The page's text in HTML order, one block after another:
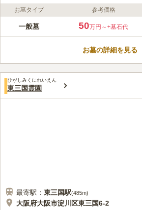
お墓タイプ 参考価格
一般墓 50万円～+墓石代
お墓の詳細を見る
ひがしみくにれいえん
東三国霊園
最寄駅： 東三国駅(485m)
大阪府大阪市淀川区東三国6-2